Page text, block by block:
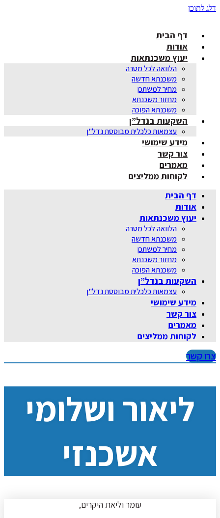
דלג לתוכן
דף הבית
אודות
יעוץ משכנתאות
הלוואה לכל מטרה
משכנתא חדשה
מחיר למשתכן
מחזור משכנתא
משכנתא הפוכה
השקעות בנדל”ן
עצמאות כלכלית מבוססת נדל"ן
מידע שימושי
צור קשר
מאמרים
לקוחות ממליצים
דף הבית
אודות
יעוץ משכנתאות
הלוואה לכל מטרה
משכנתא חדשה
מחיר למשתכן
מחזור משכנתא
משכנתא הפוכה
השקעות בנדל”ן
עצמאות כלכלית מבוססת נדל"ן
מידע שימושי
צור קשר
מאמרים
לקוחות ממליצים
צרו קשר
ליאור ושלומי
אשכנזי
עומר וליאת היקרים,